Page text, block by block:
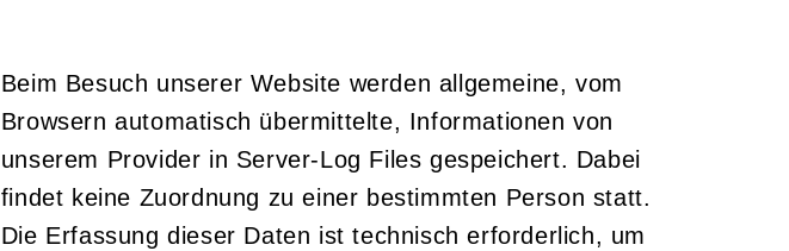
Beim Besuch unserer Website werden allgemeine, vom
Browsern automatisch übermittelte, Informationen von
unserem Provider in Server-Log Files gespeichert. Dabei
findet keine Zuordnung zu einer bestimmten Person statt.
Die Erfassung dieser Daten ist technisch erforderlich, um